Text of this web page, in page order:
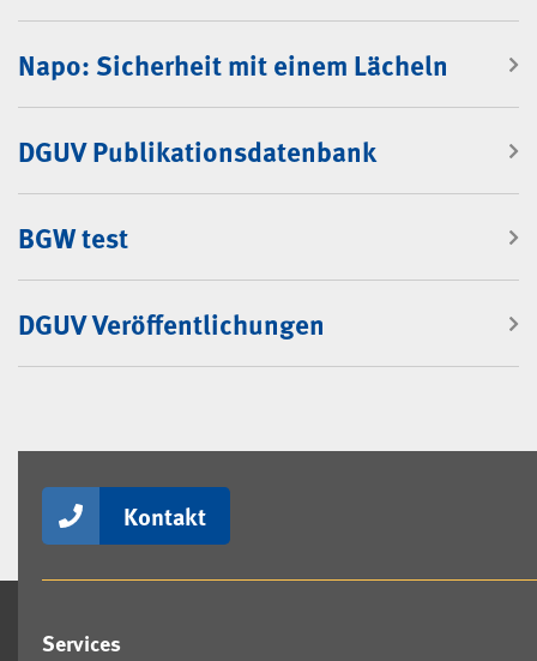
Napo: Sicherheit mit einem Lächeln
DGUV Publikationsdatenbank
BGW test
DGUV Veröffentlichungen
Kontakt
Services